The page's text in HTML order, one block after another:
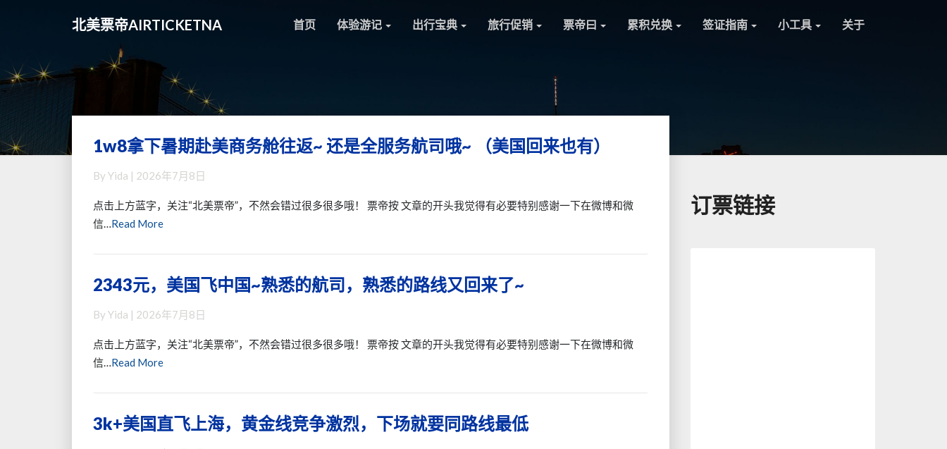
北美票帝AIRTICKETNA 首页 体验游记 出行宝典 旅行促销 票帝曰 累积兑换 签证指南 小工具 关于
1w8
下
暑
期
赴
美
务
往
返
~
是
服
1w8拿下暑期赴美商务舱往返~ 还是全服务航司哦~ （美国回来也有）
By Yida | 2026年7月8日
点击上方蓝字，关注“北美票帝”，不然会错过很多很多哦！ 票帝按 文章的开头我觉得有必要特别感谢一下在微博和微
信…Read MoreRead
2343
美
国
飞
中
国
熟
2343元，美国飞中国~熟悉的航司，熟悉的路线又回来了~
By Yida | 2026年7月8日
点击上方蓝字，关注“北美票帝”，不然会错过很多很多哦！ 票帝按 文章的开头我觉得有必要特别感谢一下在微博和微
信…Read MoreRead
3k+美
3k+美国直飞上海，黄金线竞争激烈，下场就要同路线最低
订票链接